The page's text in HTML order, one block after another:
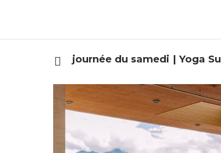
journée du samedi | Yoga